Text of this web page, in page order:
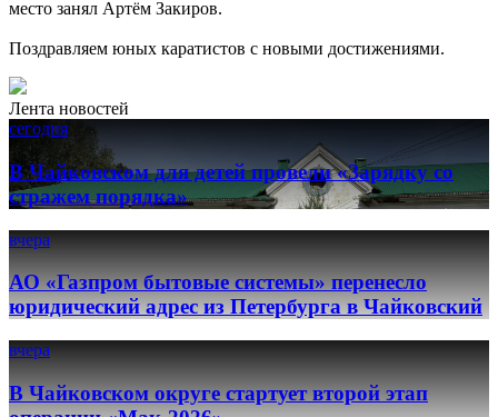
место занял Артём Закиров.
Поздравляем юных каратистов с новыми достижениями.
Лента новостей
сегодня
В Чайковском для детей провели «Зарядку со
стражем порядка»
вчера
АО «Газпром бытовые системы» перенесло
юридический адрес из Петербурга в Чайковский
вчера
В Чайковском округе стартует второй этап